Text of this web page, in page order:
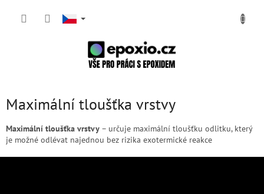
Maximální tloušťka vrstvy
Maximální tloušťka vrstvy – určuje maximální tloušťku odlitku, který
je možné odlévat najednou bez rizika exotermické reakce